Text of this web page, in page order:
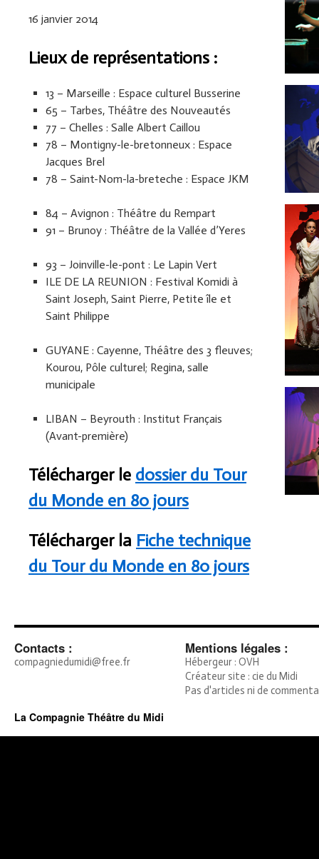
16 janvier 2014
Lieux de représentations :
13 – Marseille : Espace culturel Busserine
65 – Tarbes, Théâtre des Nouveautés
77 – Chelles : Salle Albert Caillou
78 – Montigny-le-bretonneux : Espace
Jacques Brel
78 – Saint-Nom-la-breteche : Espace JKM
84 – Avignon : Théâtre du Rempart
91 – Brunoy : Théâtre de la Vallée d’Yeres
93 – Joinville-le-pont : Le Lapin Vert
ILE DE LA REUNION : Festival Komidi à
Saint Joseph, Saint Pierre, Petite île et
Saint Philippe
GUYANE : Cayenne, Théâtre des 3 fleuves;
Kourou, Pôle culturel; Regina, salle
municipale
LIBAN – Beyrouth : Institut Français
(Avant-première)
Télécharger le dossier du Tour
du Monde en 80 jours
Télécharger la Fiche technique
du Tour du Monde en 80 jours
Contacts :
compagniedumidi@free.fr
Mentions légales :
Hébergeur : OVH
Créateur site : cie du Midi
Pas d'articles ni de
La Compagnie Théâtre du Midi